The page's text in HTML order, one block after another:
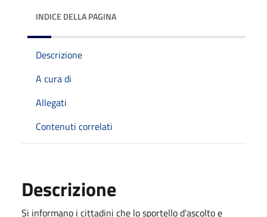
INDICE DELLA PAGINA
Descrizione
A cura di
Allegati
Contenuti correlati
Descrizione
Si informano i cittadini che lo sportello d'ascolto e